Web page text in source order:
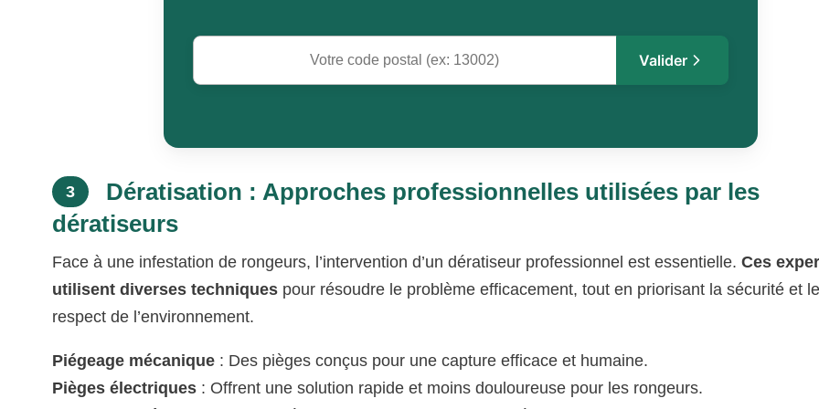
Valider
3
Dératisation : Approches professionnelles utilisées par les
dératiseurs
Face à une infestation de rongeurs, l’intervention d’un dératiseur professionnel est essentielle.Ces
utilisent diverses techniques pour résoudre le problème efficacement, tout en priorisant la sécurité et
respect de l’environnement.
Piégeage mécanique : Des pièges conçus pour une capture efficace et humaine.
Pièges électriques : Offrent une solution rapide et moins douloureuse pour les rongeurs.